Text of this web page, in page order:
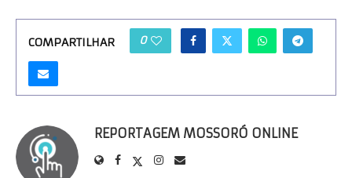
COMPARTILHAR 0
REPORTAGEM MOSSORÓ ONLINE